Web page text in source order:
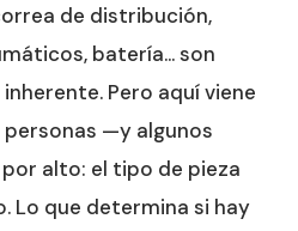
de distribución,
batería… son
Pero aquí viene
—y algunos
alto: el tipo de pieza
Lo que determina si hay